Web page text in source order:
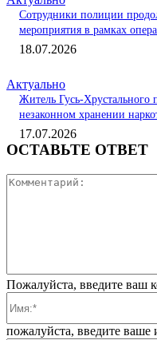
Сотрудники полиции
мероприятия в рамках
18.07.2026
Актуально
Житель Гусь-Хрустального
незаконном хранении
17.07.2026
ОСТАВЬТЕ ОТВЕТ
Пожалуйста, введите ваш
пожалуйста, введите ваше